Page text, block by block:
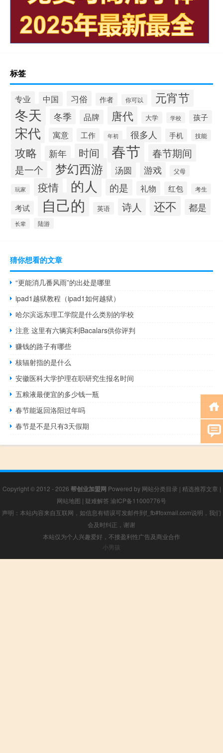
标签
专业 中国 习俗 作者 你可以 元宵节
冬天 冬季 品牌 唐代 大学 学校 孩子
宋代 寓意 工作 年初 很多人 手机 技能
攻略 新年 时间 春节 春节期间
是一个 梦幻西游 汤圆 游戏 父母
玩家 疫情 的人 的是 礼物 红包 考生
考试 自己的 英语 诗人 还不 都是
长辈 陆游
猜你想看的文章
“更能消几番风雨”的出处是哪里
ipad1越狱教程（ipad1如何越狱）
哈尔滨远东理工学院是什么类别的学校
注意 这里有六辆宾利Bacalars供你评判
赚钱的路子有哪些
核辐射指的是什么
安徽医科大学护理在职研究生报名时间
五粮液最便宜的多少钱一瓶
春节能返回洛阳过年吗
春节是不是只有3天假期
Copyright © 2012 - 2026 帮创业加盟网 Powered by 网站分类目录 | 精选推荐文章 |
网站地图 | 疑难解答 渝ICP备11000776号
声明：本站内容来自互联网，如信息有错误可发邮件到f_fb#foxmail.com说明，我们
会及时纠正，谢谢
本站仅为个人兴趣爱好，不接盈利性广告及商业合作
小男孩